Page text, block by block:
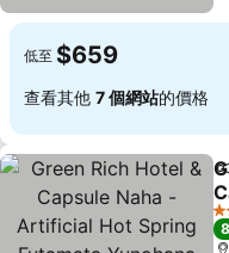
低至 $659
查看其他 7 個網站的價格
2